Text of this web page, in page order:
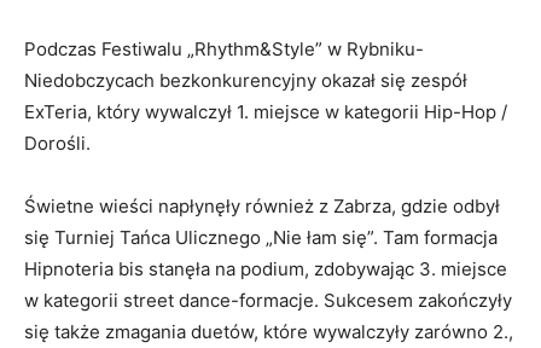
​Podczas Festiwalu „Rhythm&Style” w Rybniku-
Niedobczycach bezkonkurencyjny okazał się zespół
ExTeria, który wywalczył 1. miejsce w kategorii Hip-Hop /
Dorośli.
​Świetne wieści napłynęły również z Zabrza, gdzie odbył
się Turniej Tańca Ulicznego „Nie łam się”. Tam formacja
Hipnoteria bis stanęła na podium, zdobywając 3. miejsce
w kategorii street dance-formacje. Sukcesem zakończyły
się także zmagania duetów, które wywalczyły zarówno 2.,